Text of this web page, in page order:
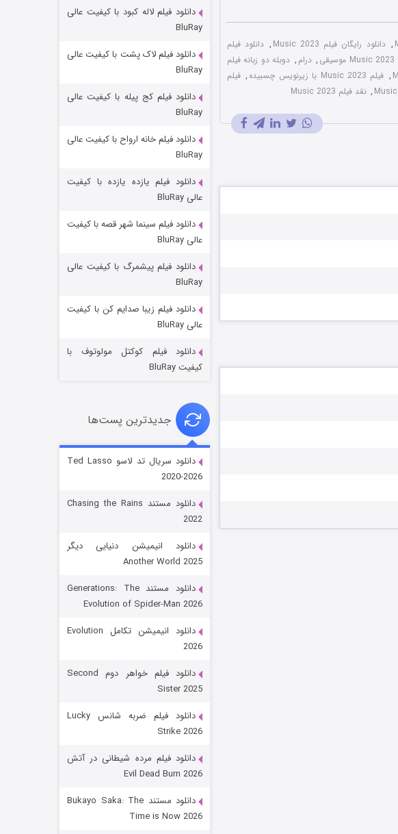
, دانلود رایگان فیلم Music 2023 , دانلود فیلم
, درام , دوبله دو زبانه فیلم
, فیلم Music 2023 با زیرنویس چسبیده , فیلم
, نقد فیلم Music 2023
خاندان اژدها فصل ۳
جادوگری در مغولستان
قسمت
رویایی برای تو
قسمت
دانلود فیلم لاله کبود با کیفیت عالی
BluRay
دانلود فیلم لاک پشت با کیفیت عالی
BluRay
دانلود فیلم کج‌ پیله با کیفیت عالی
BluRay
دانلود فیلم خانه ارواح با کیفیت عالی
BluRay
دانلود فیلم یازده یازده با کیفیت
عالی BluRay
دانلود فیلم سینما شهر قصه با کیفیت
عالی BluRay
دانلود فیلم پیشمرگ با کیفیت عالی
BluRay
دانلود فیلم زیبا صدایم کن با کیفیت
عالی BluRay
دانلود فیلم کوکتل مولوتوف با
کیفیت BluRay
جدیدترین پست‌ها
دانلود سریال تد لاسو Ted Lasso
2020-2026
دانلود مستند Chasing the Rains
2022
دانلود انیمیشن دنیایی دیگر
Another World 2025
دانلود مستند Generations: The
Evolution of Spider-Man 2026
دانلود انیمیشن تکامل Evolution
2026
دانلود فیلم خواهر دوم Second
Sister 2025
دانلود فیلم ضربه شانس Lucky
Strike 2026
دانلود فیلم مرده شیطانی در آتش
Evil Dead Burn 2026
دانلود مستند Bukayo Saka: The
Time is Now 2026